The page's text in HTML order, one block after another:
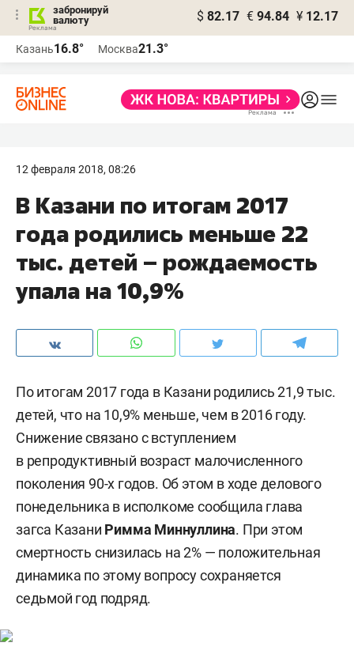
забронируй
валюту
$ 82.17 € 94.84 ¥ 12.17
Казань16.8° Москва21.3°
12 февраля 2018, 08:26
В Казани по итогам 2017
года родились меньше 22
тыс. детей – рождаемость
упала на 10,9%
По итогам 2017 года в Казани родились 21,9 тыс.
детей, что на 10,9% меньше, чем в 2016 году.
Снижение связано с вступлением
в репродуктивный возраст малочисленного
поколения 90-х годов. Об этом в ходе делового
понедельника в исполкоме сообщила глава
загса Казани Римма Миннуллина. При этом
смертность снизилась на 2% — положительная
динамика по этому вопросу сохраняется
седьмой год подряд.